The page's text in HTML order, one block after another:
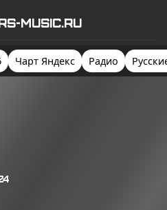
MUSIC.RU
Чарт Яндекс Радио